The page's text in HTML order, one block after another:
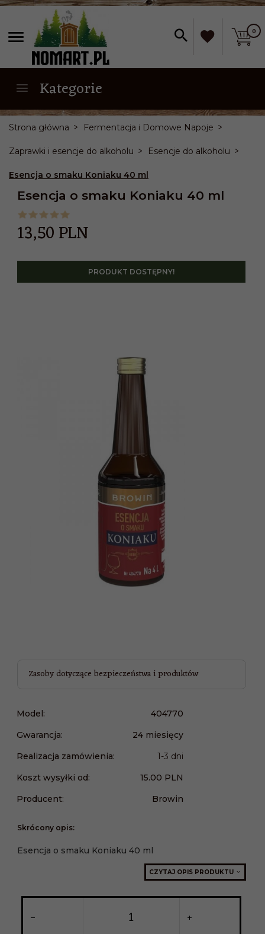
0
Kategorie
Strona główna Fermentacja i Domowe Napoje
Zaprawki i esencje do alkoholu Esencje do alkoholu
Esencja o smaku Koniaku 40 ml
Esencja o smaku Koniaku 40 ml
13,50PLN
PRODUKT DOSTĘPNY!
Zasoby dotyczące bezpieczeństwa i produktów
Model:
404770
Gwarancja:
24 miesięcy
Realizacja zamówienia:
1-3 dni
Koszt wysyłki od:
15.00 PLN
Producent:
Browin
Skrócony opis:
Esencja o smaku Koniaku 40 ml
CZYTAJ OPIS PRODUKTU